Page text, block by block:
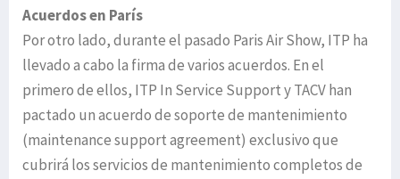
Acuerdos en París
Por otro lado, durante el pasado Paris Air Show, ITP ha
llevado a cabo la firma de varios acuerdos. En el
primero de ellos, ITP In Service Support y TACV han
pactado un acuerdo de soporte de mantenimiento
(maintenance support agreement) exclusivo que
cubrirá los servicios de mantenimiento completos de